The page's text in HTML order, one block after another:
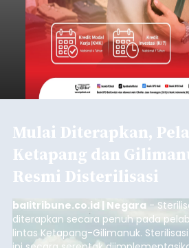
Mulai Diterapkan,
Ketapang dan
Resmi Disterilisasi
balitribune.co.id | Negara -
diterapkan secara penuh pada
lintas Ketapang-Gilimanuk.